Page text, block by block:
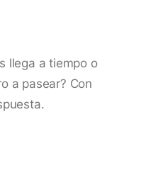
llega a tiempo o
a pasear? Con